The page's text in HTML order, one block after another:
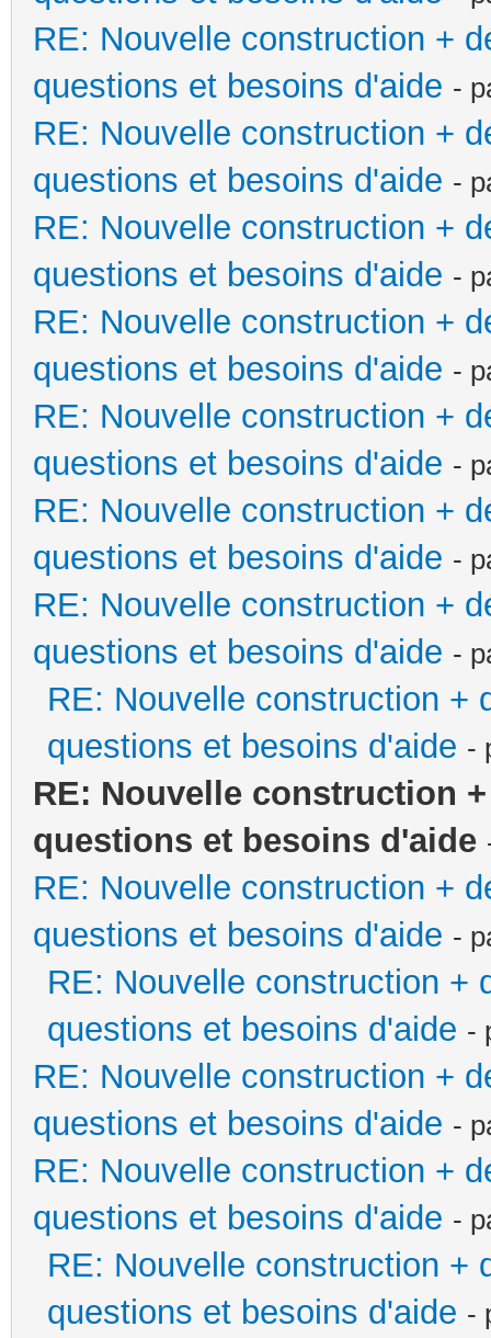
RE: Nouvelle construction +
questions et besoins d'aide -
RE: Nouvelle construction +
questions et besoins d'aide -
RE: Nouvelle construction +
questions et besoins d'aide -
RE: Nouvelle construction +
questions et besoins d'aide -
RE: Nouvelle construction +
questions et besoins d'aide -
RE: Nouvelle construction +
questions et besoins d'aide -
RE: Nouvelle construction +
questions et besoins d'aide -
RE: Nouvelle construction +
questions et besoins d'aide -
RE: Nouvelle construction
questions et besoins d'aide
RE: Nouvelle construction +
questions et besoins d'aide -
RE: Nouvelle construction +
questions et besoins d'aide -
RE: Nouvelle construction +
questions et besoins d'aide -
RE: Nouvelle construction +
questions et besoins d'aide -
RE: Nouvelle construction +
questions et besoins d'aide -